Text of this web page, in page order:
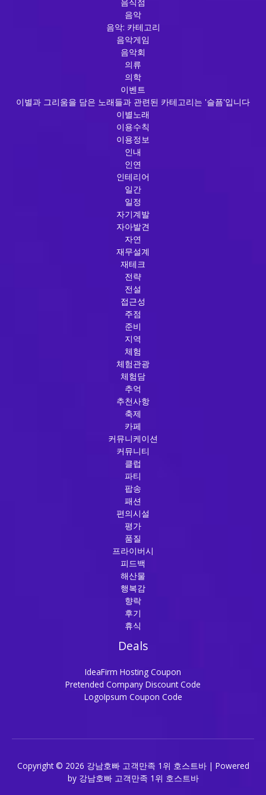
음악
음악: 카테고리
음악게임
음악회
의류
의학
이벤트
이별과 그리움을 담은 노래들과 관련된 카테고리는 '슬픔'입니다
이별노래
이용수칙
이용정보
인내
인연
인테리어
일간
일정
자기계발
자아발견
자연
재무설계
재테크
전략
전설
접근성
주점
준비
지역
체험
체험관광
체험담
추억
추천사항
축제
카페
커뮤니케이션
커뮤니티
클럽
파티
팝송
패션
편의시설
평가
품질
프라이버시
피드백
해산물
행복감
향락
후기
휴식
Deals
IdeaFirm Hosting Coupon
Pretended Company Discount Code
LogoIpsum Coupon Code
Copyright © 2026 강남호빠 고객만족 1위 호스트바 | Powered
by 강남호빠 고객만족 1위 호스트바